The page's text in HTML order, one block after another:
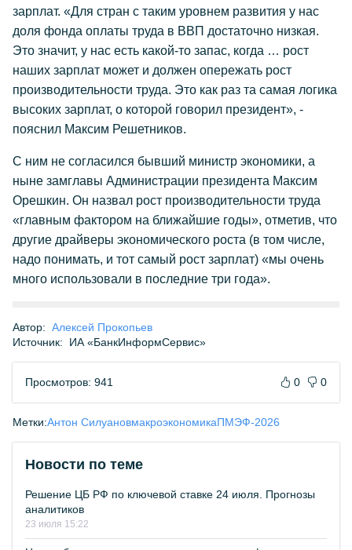
зарплат. «Для стран с таким уровнем развития у нас
доля фонда оплаты труда в ВВП достаточно низкая.
Это значит, у нас есть какой-то запас, когда … рост
наших зарплат может и должен опережать рост
производительности труда. Это как раз та самая логика
высоких зарплат, о которой говорил президент», -
пояснил Максим Решетников.
С ним не согласился бывший министр экономики, а
ныне замглавы Администрации президента Максим
Орешкин. Он назвал рост производительности труда
«главным фактором на ближайшие годы», отметив, что
другие драйверы экономического роста (в том числе,
надо понимать, и тот самый рост зарплат) «мы очень
много использовали в последние три года».
Автор: Алексей Прокопьев
Источник:
ИА «БанкИнформСервис»
Просмотров: 941 0 0
Метки:Антон СилуановмакроэкономикаПМЭФ-2026
Новости по теме
Решение ЦБ РФ по ключевой ставке 24 июля. Прогнозы
аналитиков
23 июля 15:22